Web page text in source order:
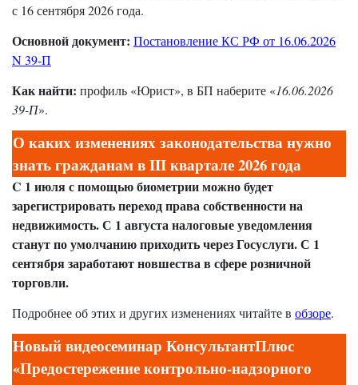
с 16 сентября 2026 года.
Основной документ: Постановление КС РФ от 16.06.2026
N 39-П
Как найти: профиль «Юрист», в БП наберите «16.06.2026
39-П».
О каких изменениях законодательства нужно
знать гражданам в III квартале 2026 года
C 1 июля с помощью биометрии можно будет
зарегистрировать переход права собственности на
недвижимость. С 1 августа налоговые уведомления
станут по умолчанию приходить через Госуслуги. С 1
сентября заработают новшества в сфере розничной
торговли.
Подробнее об этих и других изменениях читайте в обзоре.
Новый видеосеминар КонсультантПлюс
«Предостережение контрольно-надзорного